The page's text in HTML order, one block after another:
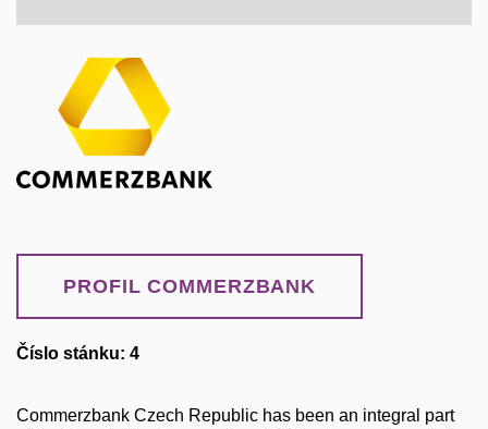
PROFIL COMMERZBANK
Číslo stánku: 4
Commerzbank Czech Republic has been an integral part